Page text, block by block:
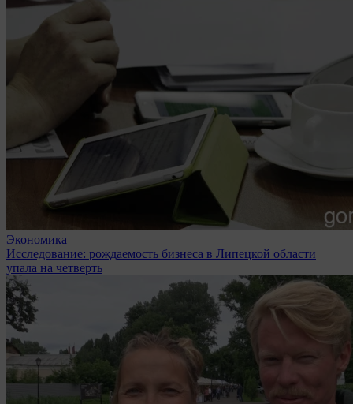
Экономика
Исследование: рождаемость бизнеса в Липецкой области
упала на четверть